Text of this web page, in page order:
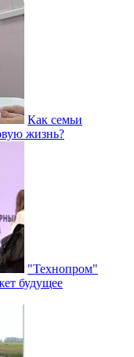
Как семьи
жизнь?
"Технопром"
будущее